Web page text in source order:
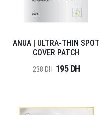
ANUA | ULTRA-THIN SPOT
COVER PATCH
238 DH 195 DH